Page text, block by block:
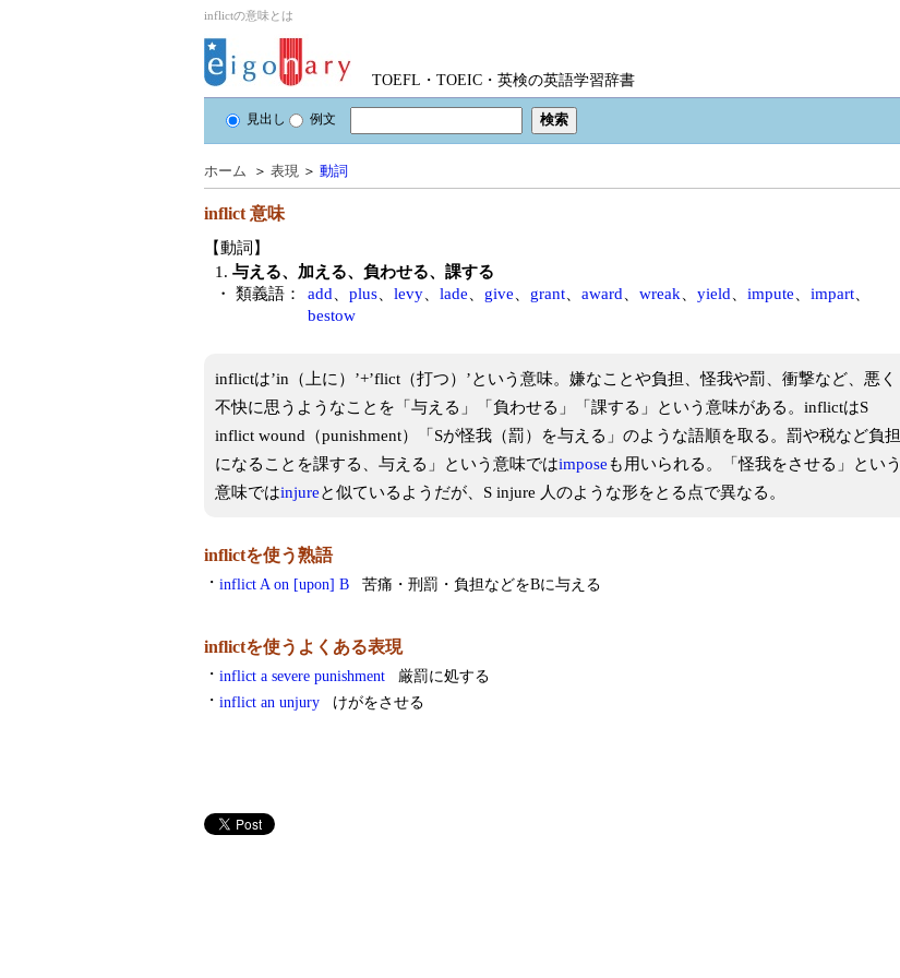
inflictの意味とは
TOEFL・TOEIC・英検の英語学習辞書
見出し 例文
ホーム ＞ 表現 ＞ 動詞
inflict 意味
【動詞】
1. 与える、加える、負わせる、課する
・ 類義語：
add plus levy lade give grant award wreak yield impute impart
bestow
inflictは’in（上に）’+’flict（打つ）’という意味。嫌なことや負担、怪我や罰、衝撃など、悪く
不快に思うようなことを「与える」「負わせる」「課する」という意味がある。inflictはS
inflict wound（punishment）「Sが怪我（罰）を与える」のような語順を取る。罰や税など負担
になることを課する、与える」という意味ではimposeも用いられる。「怪我をさせる」という
意味ではinjureと似ているようだが、S injure 人のような形をとる点で異なる。
inflictを使う熟語
・ inflict A on [upon] B 苦痛・刑罰・負担などをBに与える
inflictを使うよくある表現
・ inflict a severe punishment
厳罰に処する
・ inflict an unjury けがをさせる